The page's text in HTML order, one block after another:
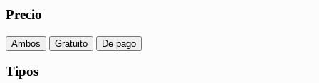
Precio
Ambos Gratuito De pago
Tipos